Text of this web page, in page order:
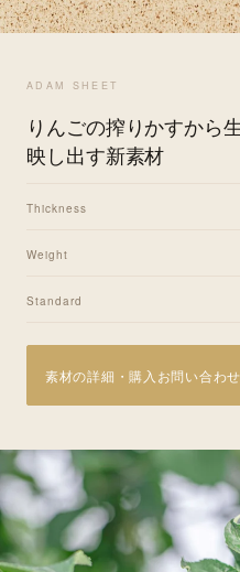
ADAM SHEET
りんごの搾りかすから
映し出す新素材
Thickness
Weight
Standard
素材の詳細・購入お問い合わせ